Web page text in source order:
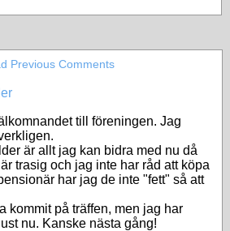
Previous Comments
till föreningen. Jag
är allt jag kan bidra med nu då
trasig och jag inte har råd att köpa
har jag de inte "fett" så att
kommit på träffen, men jag har
nu. Kanske nästa gång!